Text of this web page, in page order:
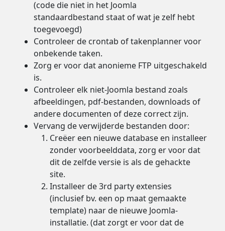
(code die niet in het Joomla
standaardbestand staat of wat je zelf hebt
toegevoegd)
Controleer de crontab of takenplanner voor
onbekende taken.
Zorg er voor dat anonieme FTP uitgeschakeld
is.
Controleer elk niet-Joomla bestand zoals
afbeeldingen, pdf-bestanden, downloads of
andere documenten of deze correct zijn.
Vervang de verwijderde bestanden door:
Creëer een nieuwe database en installeer
zonder voorbeelddata, zorg er voor dat
dit de zelfde versie is als de gehackte
site.
Installeer de 3rd party extensies
(inclusief bv. een op maat gemaakte
template) naar de nieuwe Joomla-
installatie. (dat zorgt er voor dat de